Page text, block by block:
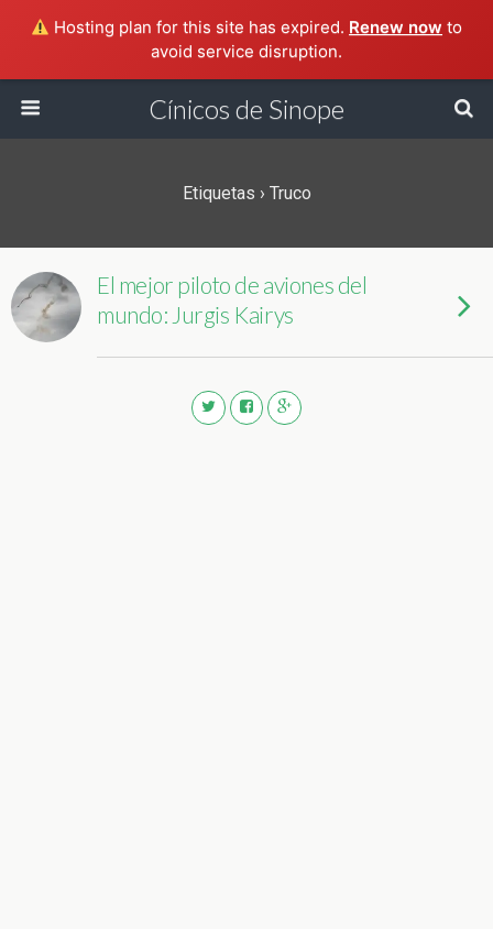
Hosting plan for this site has expired. Renew now to
avoid service disruption.
Cínicos de Sinope
Etiquetas › Truco
El mejor piloto de aviones del
mundo: Jurgis Kairys